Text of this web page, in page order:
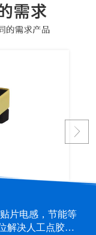
片电感，节能等
解决人工点胶的